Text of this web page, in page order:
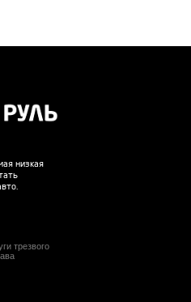
низкая
трезвого